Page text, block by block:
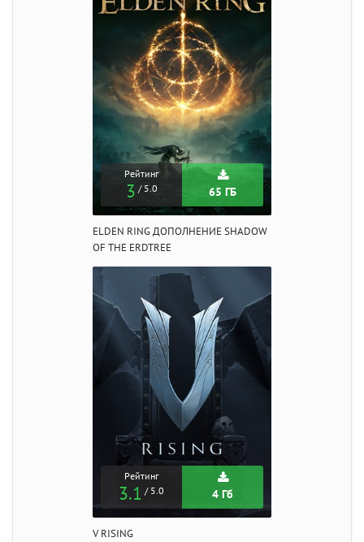
Рейтинг
3 / 5.0 65 ГБ
ELDEN RING ДОПОЛНЕНИЕ SHADOW
OF THE ERDTREE
Рейтинг
3.1 / 5.0 4 Гб
V RISING